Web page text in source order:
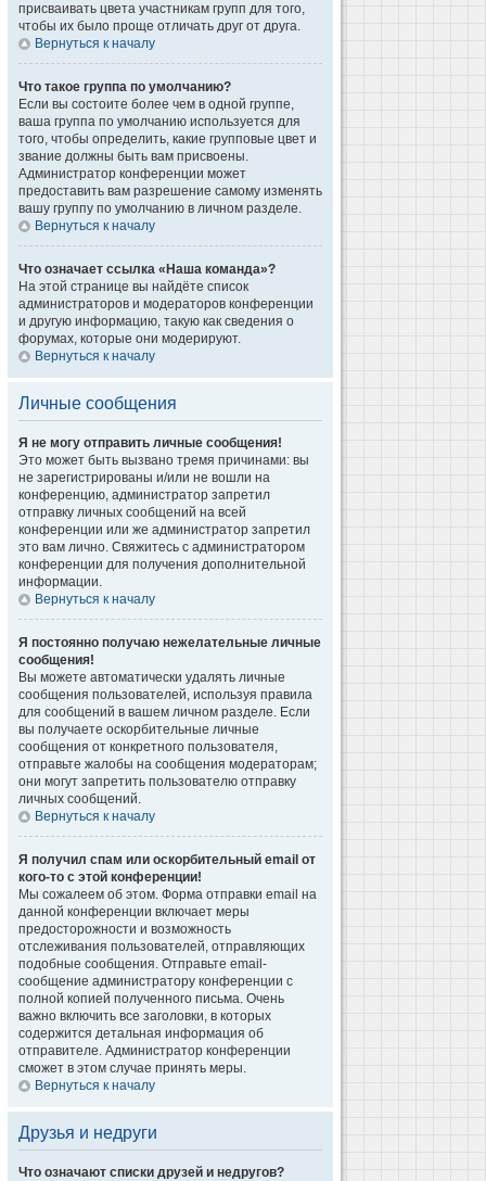
присваивать цвета участникам групп для того,
чтобы их было проще отличать друг от друга.
Вернуться к началу
Что такое группа по умолчанию?
Если вы состоите более чем в одной группе,
ваша группа по умолчанию используется для
того, чтобы определить, какие групповые цвет и
звание должны быть вам присвоены.
Администратор конференции может
предоставить вам разрешение самому изменять
вашу группу по умолчанию в личном разделе.
Вернуться к началу
Что означает ссылка «Наша команда»?
На этой странице вы найдёте список
администраторов и модераторов конференции
и другую информацию, такую как сведения о
форумах, которые они модерируют.
Вернуться к началу
Личные сообщения
Я не могу отправить личные сообщения!
Это может быть вызвано тремя причинами: вы
не зарегистрированы и/или не вошли на
конференцию, администратор запретил
отправку личных сообщений на всей
конференции или же администратор запретил
это вам лично. Свяжитесь с администратором
конференции для получения дополнительной
информации.
Вернуться к началу
Я постоянно получаю нежелательные личные
сообщения!
Вы можете автоматически удалять личные
сообщения пользователей, используя правила
для сообщений в вашем личном разделе. Если
вы получаете оскорбительные личные
сообщения от конкретного пользователя,
отправьте жалобы на сообщения модераторам;
они могут запретить пользователю отправку
личных сообщений.
Вернуться к началу
Я получил спам или оскорбительный email от
кого-то с этой конференции!
Мы сожалеем об этом. Форма отправки email на
данной конференции включает меры
предосторожности и возможность
отслеживания пользователей, отправляющих
подобные сообщения. Отправьте email-
сообщение администратору конференции с
полной копией полученного письма. Очень
важно включить все заголовки, в которых
содержится детальная информация об
отправителе. Администратор конференции
сможет в этом случае принять меры.
Вернуться к началу
Друзья и недруги
Что означают списки друзей и недругов?